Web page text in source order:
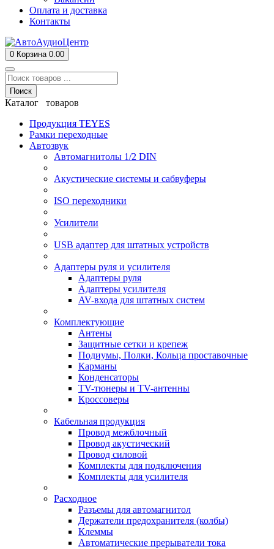
Оплата и доставка
Контакты
0 Корзина 0.00
Поиск
Каталог товаров
Продукция TEYES
Рамки переходные
Автозвук
Автомагнитолы 1/2 DIN
Акустические системы и сабвуферы
ISO переходники
Усилители
USB адаптер для штатных устройств
Адаптеры руля и усилителя
Адаптеры руля
Адаптеры усилителя
AV-входа для штатных систем
Комплектующие
Антены
Защитные сетки и крепеж
Подиумы, Полки, Кольца проставочные
Карманы
Конденсаторы
TV-тюнеры и TV-антенны
Кроссоверы
Кабельная продукция
Провод межблочный
Провод акустический
Провод силовой
Комплекты для подключения
Комплекты для усилителя
Расходное
Разъемы для автомагнитол
Держатели предохранителя (колбы)
Клеммы
Автоматические прерыватели тока